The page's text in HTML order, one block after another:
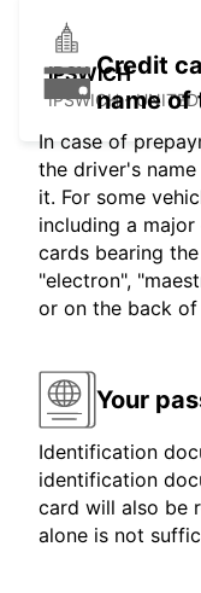
IPSWICH
IPSWICH -
Credit
name of
In case of
the driver's
it. For some
including a
cards bearing
"electron",
or on the back
Your
Identification
identification
card will also be
alone is not